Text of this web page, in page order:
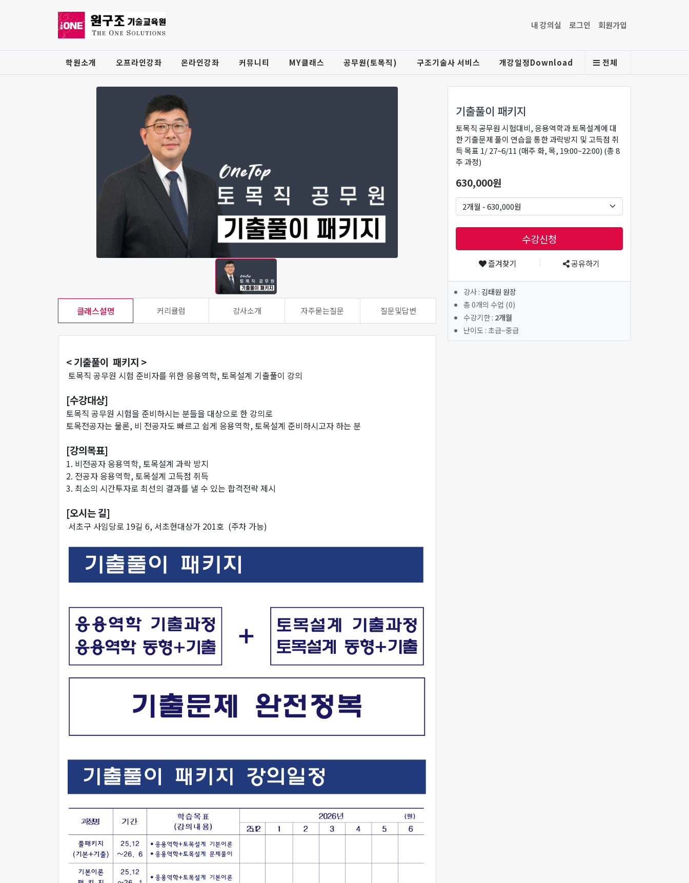
내 강의실 로그인 회원가입
학원소개 오프라인강좌 온라인강좌 커뮤니티 MY클래스 공무원(토목직) 구조기술사 서비스 개강일정Download 전체
클래스설명 커리큘럼 강사소개 자주묻는질문 질문및답변
< 기출풀이 패키지 >
토목직 공무원 시험 준비자를 위한 응용역학, 토목설계 기출풀이 강의
[수강대상]
토목직 공무원 시험을 준비하시는 분들을 대상으로 한 강의로
토목전공자는 물론, 비 전공자도 빠르고 쉽게 응용역학, 토목설계 준비하시고자 하는 분
[강의목표]
1. 비전공자 응용역학, 토목설계 과락 방지
2. 전공자 응용역학, 토목설계 고득점 취득
3. 최소의 시간투자로 최선의 결과를 낼 수 있는 합격전략 제시
[오시는 길]
서초구 사임당로 19길 6, 서초현대상가 201호 (주차 가능)
기출풀이 패키지
토목직 공무원 시험대비, 응용역학과 토목설계에 대
한 기출문제 풀이 연습을 통한 과락방지 및 고득점 취
득 목표 1/ 27~6/11 (매주 화, 목, 19:00~22:00) (총 8
주 과정)
630,000원
수강신청
즐겨찾기 공유하기
강사 : 김태원 원장
총 0개의 수업 (0)
수강기한 : 2개월
난이도 : 초급~중급